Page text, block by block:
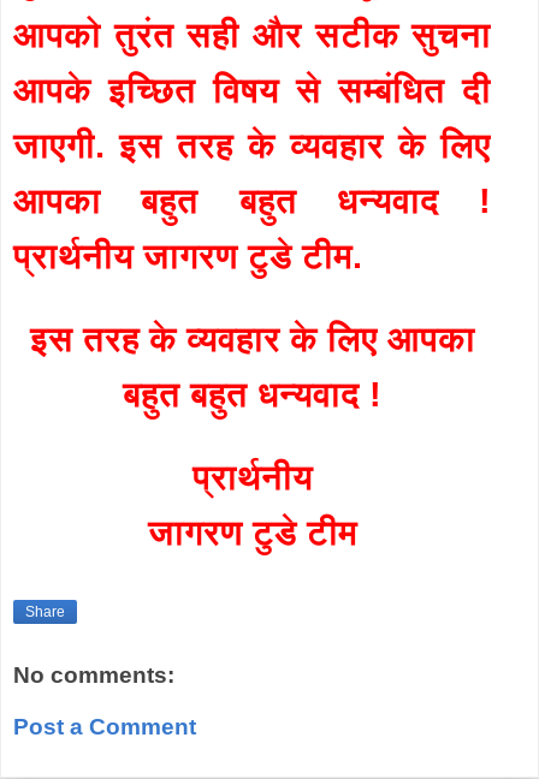
आपको तुरंत सही और सटीक सुचना
आपके इच्छित विषय से सम्बंधित दी
जाएगी. इस तरह के व्यवहार के लिए
आपका बहुत बहुत धन्यवाद !
प्रार्थनीय जागरण टुडे टीम.
इस तरह के व्यवहार के लिए आपका
बहुत बहुत धन्यवाद !
प्रार्थनीय
जागरण टुडे टीम
Share
No comments:
Post a Comment